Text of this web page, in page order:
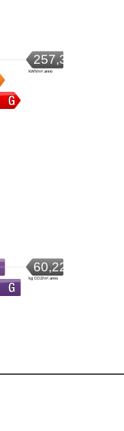
257,37
kWh/m².anno
60,22
kg CO2/m².anno